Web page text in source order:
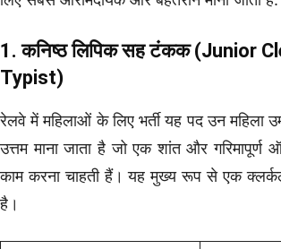
1. कनिष्ठ लिपिक सह टंकक (Junior
Typist)
रेलवे में महिलाओं के लिए भर्ती यह पद उन महिला
उत्तम माना जाता है जो एक शांत और गरिमापूर्ण
काम करना चाहती हैं। यह मुख्य रूप से एक
है।